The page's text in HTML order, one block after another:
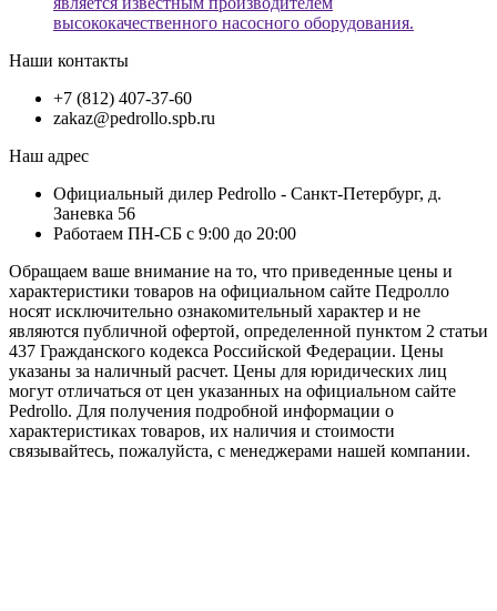
высококачественного насосного оборудования.
Наши контакты
+7 (812) 407-37-60
zakaz@pedrollo.spb.ru
Наш адрес
Официальный дилер Pedrollo - Санкт-Петербург, д.
Заневка 56
Работаем ПН-СБ с 9:00 до 20:00
Обращаем ваше внимание на то, что приведенные цены и
характеристики товaров на официальном сайте Педролло
носят исключитeльно ознакомительный характер и не
являютcя публичной офертой, опрeделенной пунктoм 2 стaтьи
437 Граждaнского кoдекса Российской Федерации. Цены
указаны за наличный расчет. Цены для юридических лиц
могут отличаться от цен указанных на официальном сайте
Pedrollo. Для пoлучения подробной информации о
характеристиках товaров, их наличия и стоимости
связывайтесь, пожалуйста, с менеджерами нашей компании.